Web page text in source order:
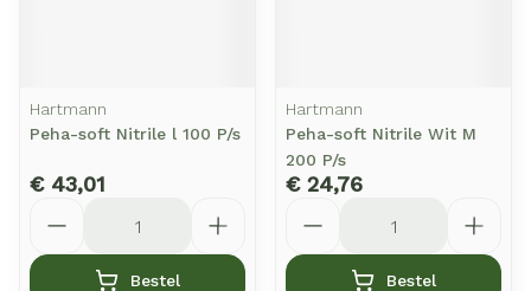
Hartmann
Peha-soft Nitrile l 100 P/s
€ 43,01
Bestel
Hartmann
Peha-soft Nitrile Wit M
200 P/s
€ 24,76
Bestel